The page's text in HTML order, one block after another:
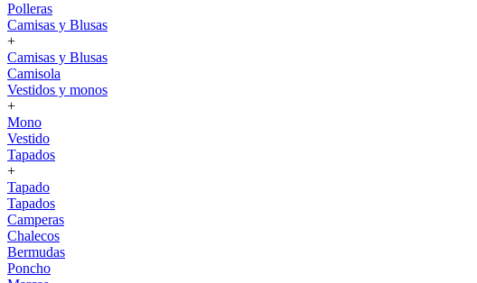
Polleras
Camisas y Blusas
+
Camisas y Blusas
Camisola
Vestidos y monos
+
Mono
Vestido
Tapados
+
Tapado
Tapados
Camperas
Chalecos
Bermudas
Poncho